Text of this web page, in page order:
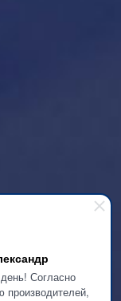
Согласно
производителей,